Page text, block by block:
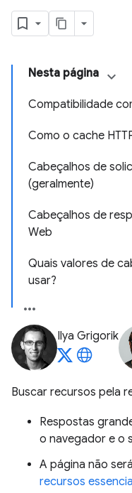
Nesta página
Compatibilidade
Como o cache
Cabeçalhos de
(geralmente)
Cabeçalhos de
Web
Quais valores de
usar?
Ilya Grigorik
Buscar recursos pela
Respostas
o navegador e o
A página não
recursos